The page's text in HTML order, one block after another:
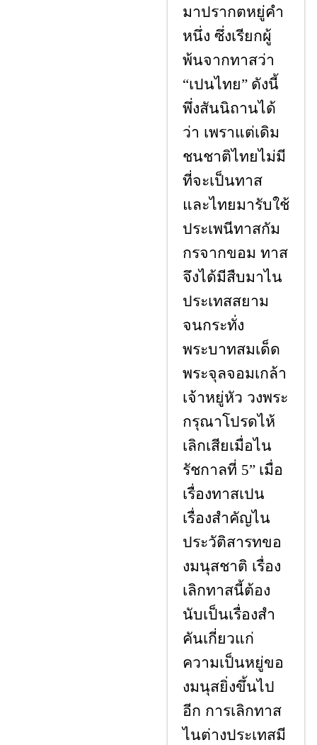
มาปรากตหยู่คำ
หนึ่ง ซึ่งเรียกผู้
พ้นจากทาสว่า
“เปนไทย” ดังนี้
พึ่งสันนิถานได้
ว่า เพราแต่เดิม
ชนชาติไทยไม่มี
ที่จะเป็นทาส
และไทยมารับใช้
ประเพนีทาสกัม
กรจากขอม ทาส
จึงได้มีสืบมาไน
ประเทสสยาม
จนกระทั่ง
พระบาทสมเด็ด
พระจุลจอมเกล้า
เจ้าหยู่หัว วงพระ
กรุณาโปรดไห้
เลิกเสียเมื่อไน
รัชกาลที่ 5” เมื่อ
เรื่องทาสเปน
เรื่องสำคัญไน
ประวัติสารทขอ
งมนุสชาติ เรื่อง
เลิกทาสนี้ต้อง
นับเป็นเรื่องสำ
คันเกี่ยวแก่
ความเป็นหยู่ขอ
งมนุสยิ่งขึ้นไป
อีก การเลิกทาส
ไนต่างประเทสมี